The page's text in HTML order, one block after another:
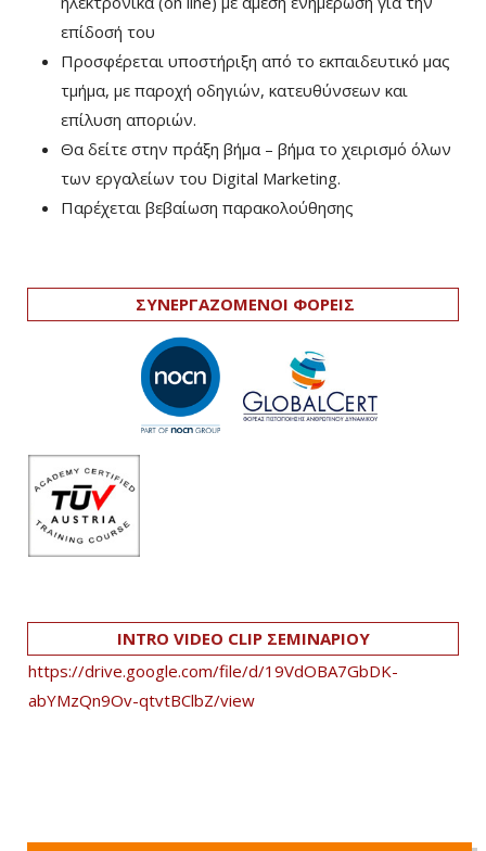
επίδοσή του
Προσφέρεται υποστήριξη από το εκπαιδευτικό μας
τμήμα, με παροχή οδηγιών, κατευθύνσεων και
επίλυση αποριών.
Θα δείτε στην πράξη βήμα – βήμα το χειρισμό όλων
των εργαλείων του Digital Marketing.
Παρέχεται βεβαίωση παρακολούθησης
ΣΥΝΕΡΓΑΖΟΜΕΝΟΙ ΦΟΡΕΙΣ
INTRO VIDEO CLIP ΣΕΜΙΝΑΡΙΟΥ
https://drive.google.com/file/d/19VdOBA7GbDK-
abYMzQn9Ov-qtvtBClbZ/view